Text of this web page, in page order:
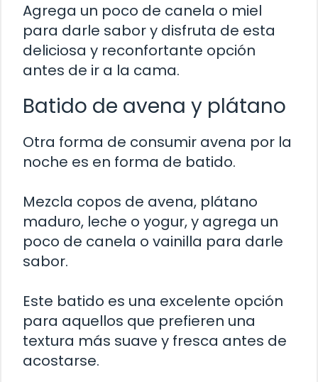
Agrega un poco de canela o miel
para darle sabor y disfruta de esta
deliciosa y reconfortante opción
antes de ir a la cama.
Batido de avena y plátano
Otra forma de consumir avena por la
noche es en forma de batido.
Mezcla copos de avena, plátano
maduro, leche o yogur, y agrega un
poco de canela o vainilla para darle
sabor.
Este batido es una excelente opción
para aquellos que prefieren una
textura más suave y fresca antes de
acostarse.